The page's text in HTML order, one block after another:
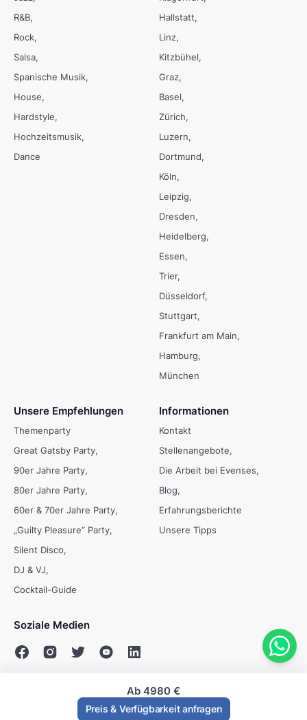
Ab 4980 €
Preis & Verfügbarkeit anfragen
R&B
Rock
Salsa
Spanische Musik
House
Hardstyle
Hochzeitsmusik
Dance
Hallstatt
Linz
Kitzbühel
Graz
Basel
Zürich
Luzern
Dortmund
Köln
Leipzig
Dresden
Heidelberg
Essen
Trier
Düsseldorf
Stuttgart
Frankfurt am Main
Hamburg
München
Unsere Empfehlungen
Themenparty
Great Gatsby Party
90er Jahre Party
80er Jahre Party
60er & 70er Jahre Party
„Guilty Pleasure“ Party
Silent Disco
DJ & VJ
Cocktail-Guide
Informationen
Kontakt
Stellenangebote
Die Arbeit bei Evenses
Blog
Erfahrungsberichte
Unsere Tipps
Soziale Medien
© Evenses 2009 - 2026